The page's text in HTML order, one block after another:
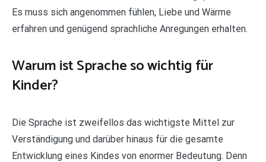
Es muss sich angenommen fühlen, Liebe und Wärme
erfahren und genügend sprachliche Anregungen erhalten.
Warum ist Sprache so wichtig für
Kinder?
Die Sprache ist zweifellos das wichtigste Mittel zur
Verständigung und darüber hinaus für die gesamte
Entwicklung eines Kindes von enormer Bedeutung. Denn